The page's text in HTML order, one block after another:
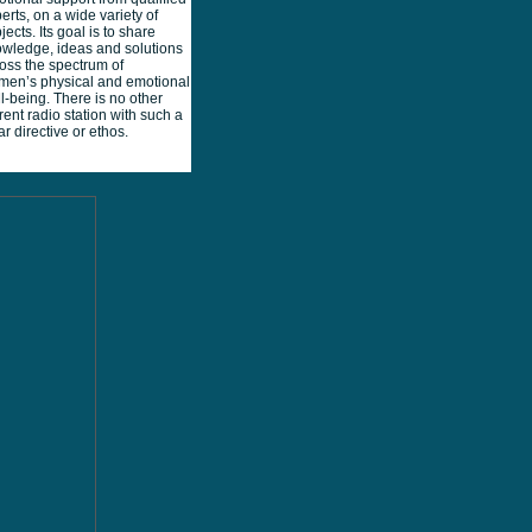
on a wide variety of
Its goal is to share
ideas and solutions
the spectrum of
physical and emotional
being. There is no other
radio station with such a
directive or ethos.